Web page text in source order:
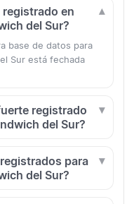
en
del Sur?
base de datos para
Sur está fechada
registrado
del Sur?
para
del Sur?